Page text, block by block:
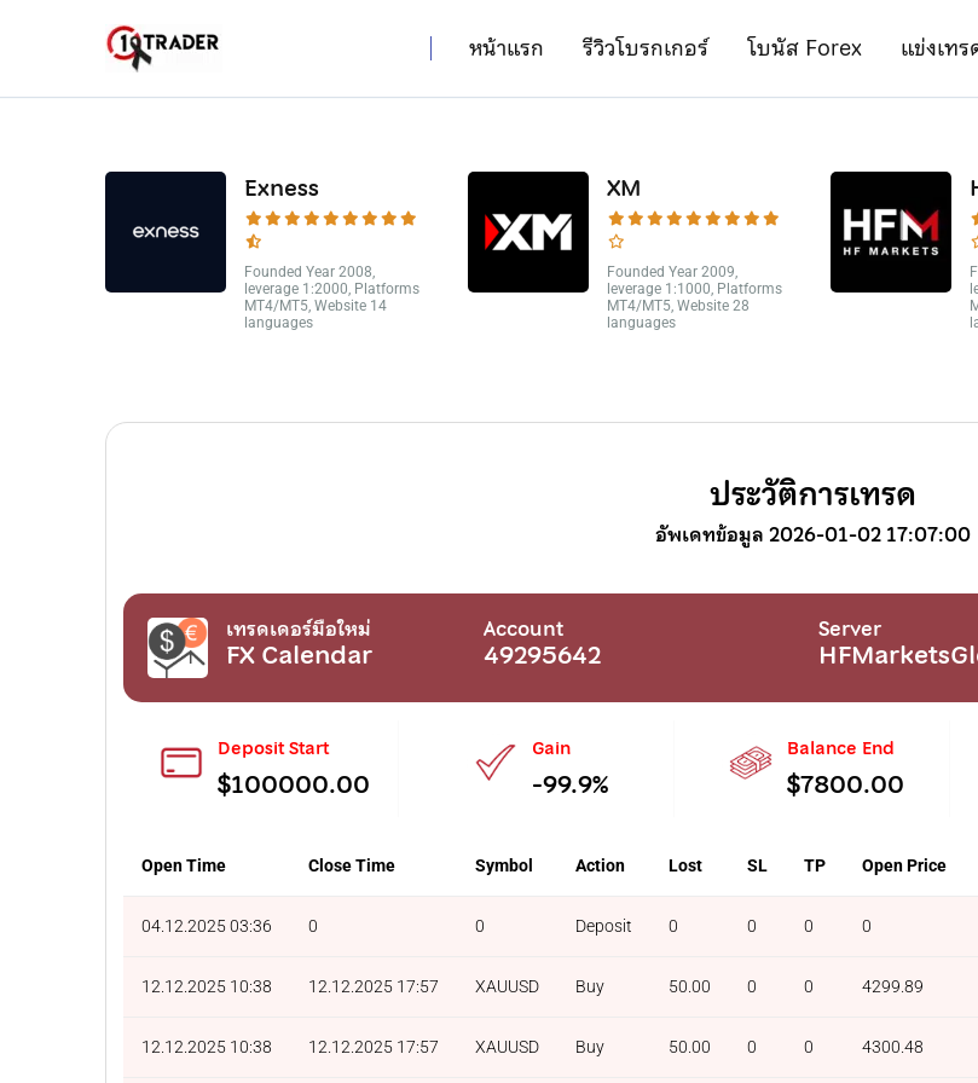
หน้าแรก รีวิวโบรกเกอร์ โบนัส Forex แข่งเทร
Exness
Founded Year 2008,
leverage 1:2000, Platforms
MT4/MT5, Website 14
languages
XM
Founded Year 2009,
leverage 1:1000, Platforms
MT4/MT5, Website 28
languages
ประวัติการเทรด
อัพเดทข้อมูล 2026-01-02 17:07:00
เทรดเดอร์มือใหม่
FX Calendar
Account
49295642
Server
Deposit Start
$100000.00
Gain
-99.9%
Balance End
$7800.00
Open Time Close Time Symbol Action Lost SL TP Open Price
04.12.2025 03:36 0 0 Deposit 0 0 0 0
12.12.2025 10:38 12.12.2025 17:57 XAUUSD Buy 50.00 0 0 4299.89
12.12.2025 10:38 12.12.2025 17:57 XAUUSD Buy 50.00 0 0 4300.48